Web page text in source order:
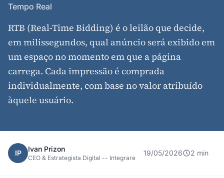
Tempo Real
RTB (Real-Time Bidding) é o leilão que decide,
em milissegundos, qual anúncio será exibido em
um espaço no momento em que a página
carrega. Cada impressão é comprada
individualmente, com base no valor atribuído
àquele usuário.
IP Ivan Prizon
CEO & Estrategista Digital -- Integrare
19/05/2026 2 min